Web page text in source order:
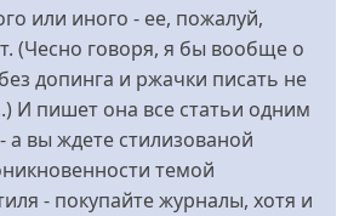
или иного - ее, пожалуй,
(Чесно говоря, я бы вообще о
допинга и ржачки писать не
И пишет она все статьи одним
а вы ждете стилизованой
темой
- покупайте журналы, хотя и